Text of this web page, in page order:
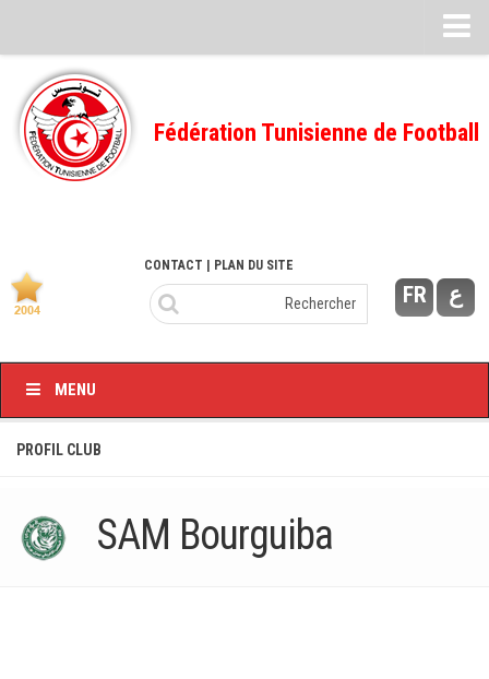
Feuille de match
FMI – 2022/2023
Ligue I – 2022/2023
Ligue I – 2020/2021
Ligue I – 2019/2020
Feuille de match 2017/2018
Fédération Tunisienne de Football
FR ع
CONTACT | PLAN DU SITE
MENU
PROFIL CLUB
SAM Bourguiba